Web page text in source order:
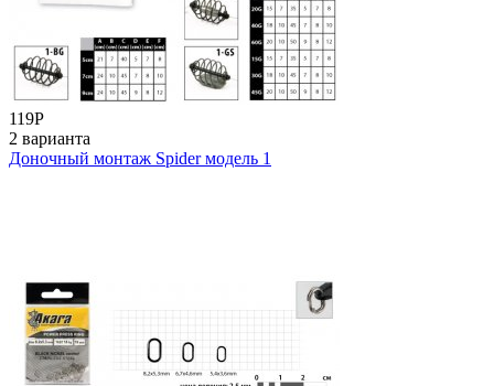
119Р
2 варианта
Доночный монтаж Spider модель 1